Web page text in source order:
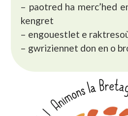
– paotred ha merc’hed
kengret
– engouestlet e
– gwriziennet don en o